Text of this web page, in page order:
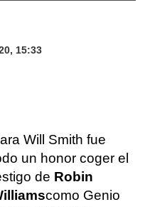
15:33
Will Smith fue
un honor coger el
de Robin
como Genio